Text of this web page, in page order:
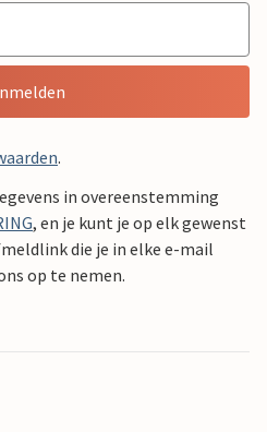
.
in overeenstemming
, en je kunt je op elk gewenst
die je in elke e-mail
op te nemen.